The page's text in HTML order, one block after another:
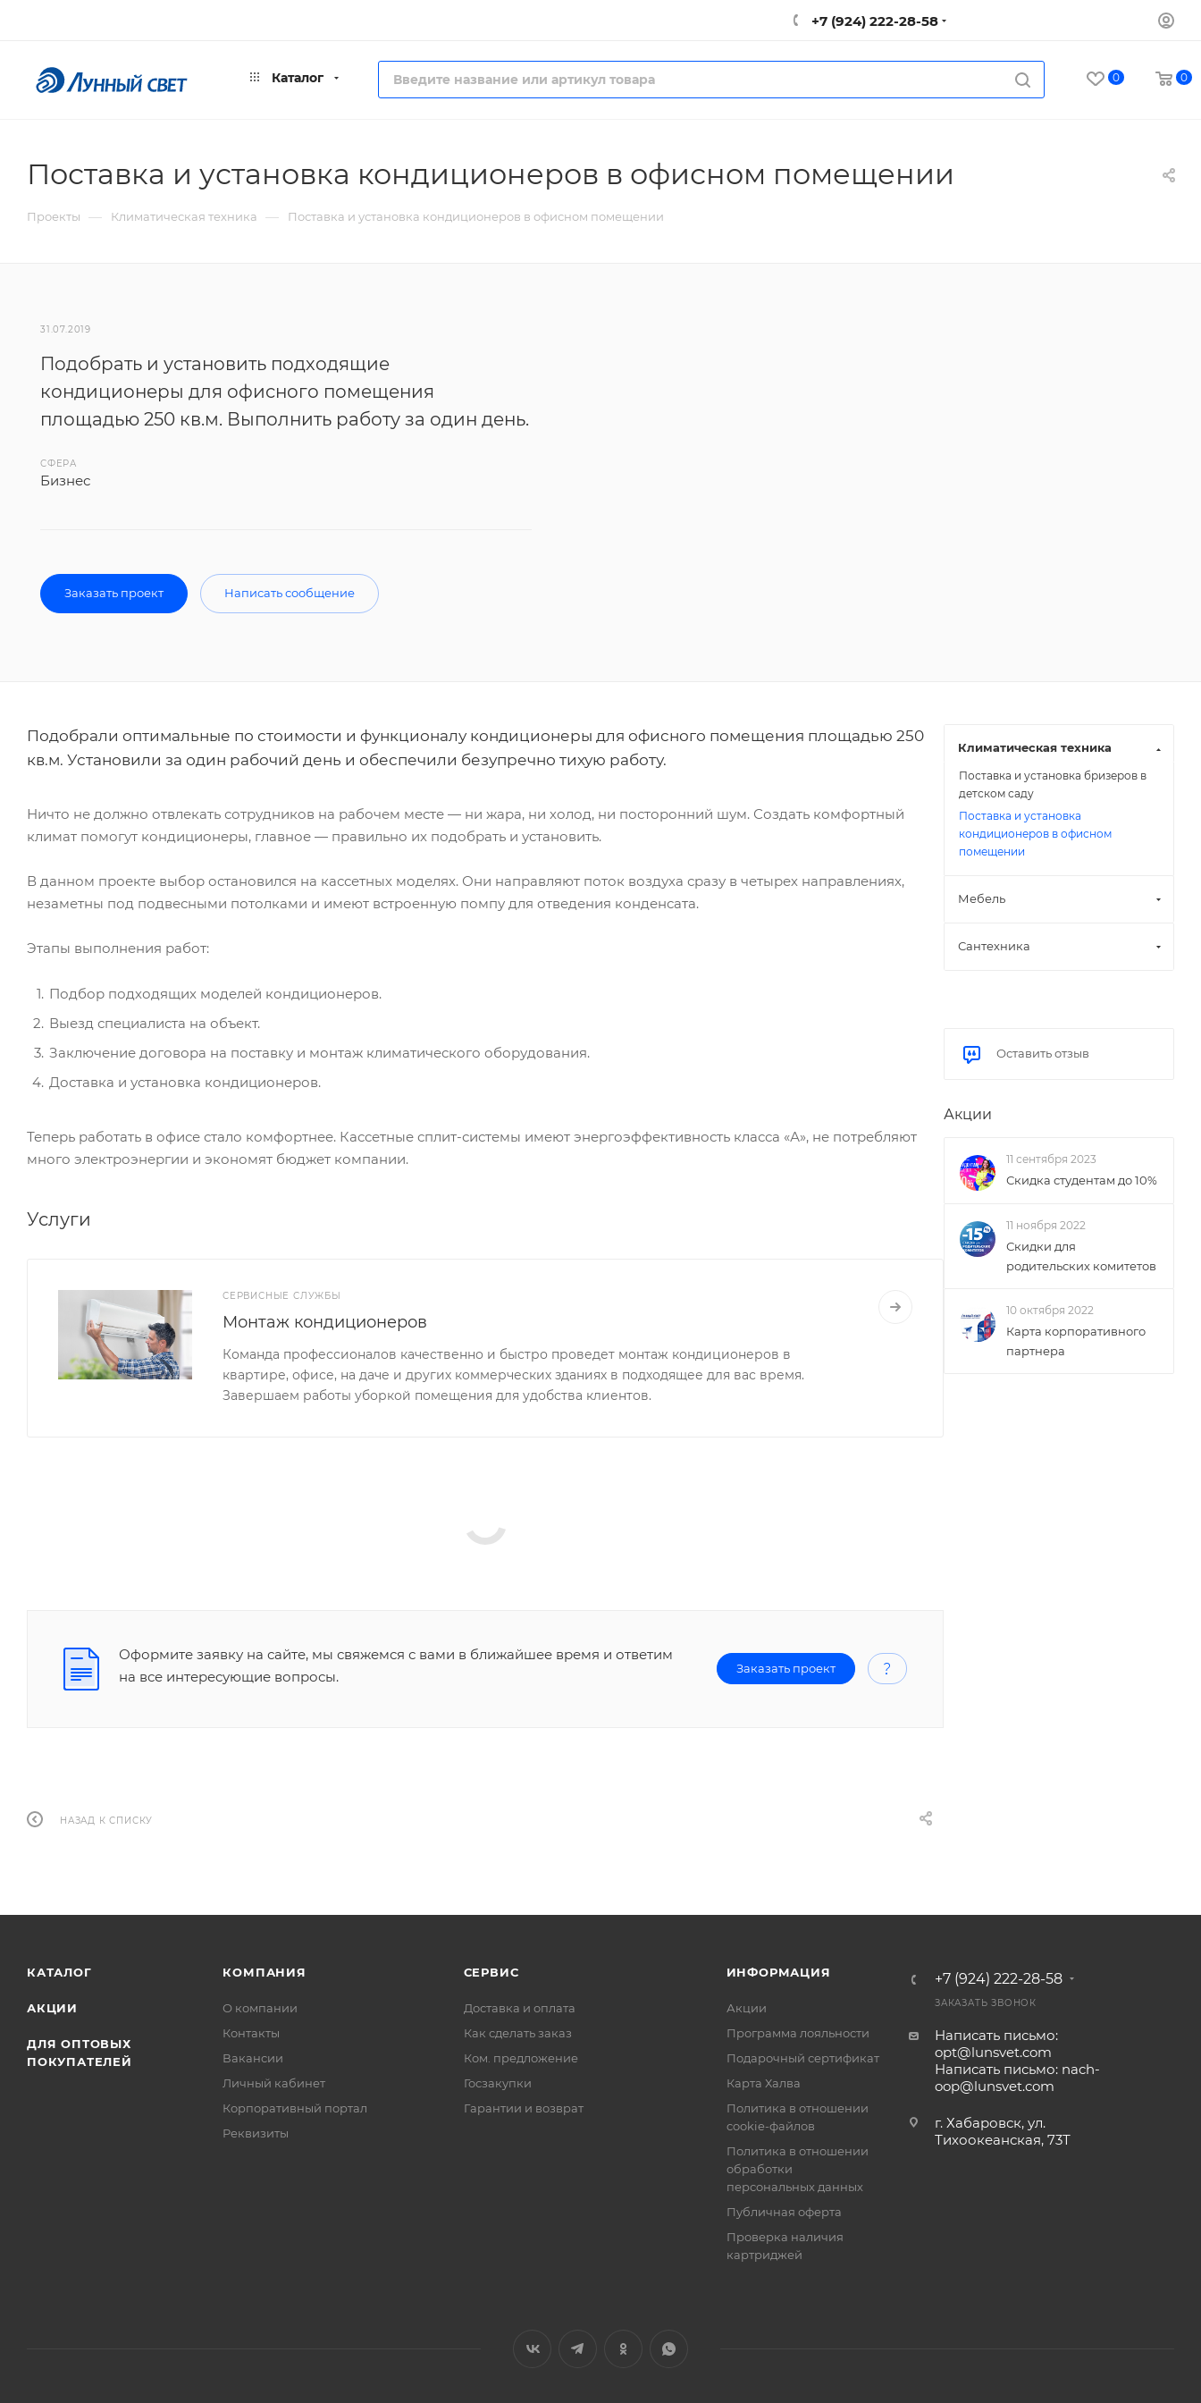
+7 (924) 222-28-58
Каталог 0 0
Поставка и установка кондиционеров в офисном помещении
Проекты — Климатическая техника — Поставка и установка кондиционеров в офисном помещении
31.07.2019
Подобрать и установить подходящие
кондиционеры для офисного помещения
площадью 250 кв.м. Выполнить работу за один день.
СФЕРА
Бизнес
Заказать проект Написать сообщение
Подобрали оптимальные по стоимости и функционалу кондиционеры для офисного помещения площадью 250
кв.м. Установили за один рабочий день и обеспечили безупречно тихую работу.
Ничто не должно отвлекать сотрудников на рабочем месте — ни жара, ни холод, ни посторонний шум. Создать комфортный
климат помогут кондиционеры, главное — правильно их подобрать и установить.
В данном проекте выбор остановился на кассетных моделях. Они направляют поток воздуха сразу в четырех направлениях,
незаметны под подвесными потолками и имеют встроенную помпу для отведения конденсата.
Этапы выполнения работ:
Подбор подходящих моделей кондиционеров.
Выезд специалиста на объект.
Заключение договора на поставку и монтаж климатического оборудования.
Доставка и установка кондиционеров.
Теперь работать в офисе стало комфортнее. Кассетные сплит-системы имеют энергоэффективность класса «А», не потребляют
много электроэнергии и экономят бюджет компании.
Услуги
СЕРВИСНЫЕ СЛУЖБЫ
Монтаж кондиционеров
Команда профессионалов качественно и быстро проведет монтаж кондиционеров в
квартире, офисе, на даче и других коммерческих зданиях в подходящее для вас время.
Завершаем работы уборкой помещения для удобства клиентов.
Оформите заявку на сайте, мы свяжемся с вами в ближайшее время и ответим
на все интересующие вопросы.
Заказать проект
НАЗАД К СПИСКУ
Климатическая техника
Поставка и установка бризеров в
детском саду
Поставка и установка
кондиционеров в офисном
помещении
Мебель
Сантехника
Оставить отзыв
Акции
11 сентября 2023
Скидка студентам до 10%
11 ноября 2022
Скидки для
родительских комитетов
10 октября 2022
Карта корпоративного
партнера
КАТАЛОГ
АКЦИИ
ДЛЯ ОПТОВЫХ
ПОКУПАТЕЛЕЙ
КОМПАНИЯ
О компании
Контакты
Вакансии
Личный кабинет
Корпоративный портал
Реквизиты
СЕРВИС
Доставка и оплата
Как сделать заказ
Ком. предложение
Госзакупки
Гарантии и возврат
ИНФОРМАЦИЯ
Акции
Программа лояльности
Подарочный сертификат
Карта Халва
Политика в отношении
cookie-файлов
Политика в отношении
обработки
персональных данных
Публичная оферта
Проверка наличия
картриджей
+7 (924) 222-28-58
ЗАКАЗАТЬ ЗВОНОК
Написать письмо:
opt@lunsvet.com
Написать письмо: nach-
oop@lunsvet.com
г. Хабаровск, ул.
Тихоокеанская, 73Т